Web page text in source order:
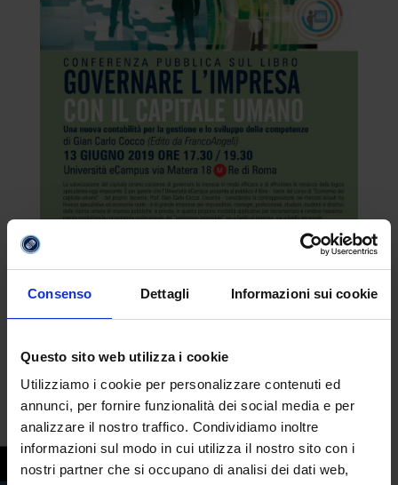
Consenso Dettagli Informazioni sui cookie
Questo sito web utilizza i cookie
Utilizziamo i cookie per personalizzare contenuti ed
annunci, per fornire funzionalità dei social media e per
analizzare il nostro traffico. Condividiamo inoltre
informazioni sul modo in cui utilizza il nostro sito con i
nostri partner che si occupano di analisi dei dati web,